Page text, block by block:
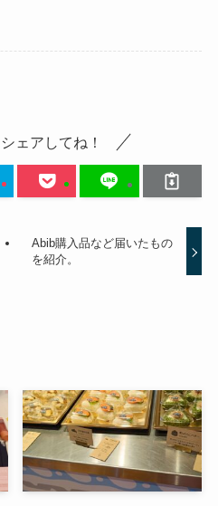
ェアしてね！
Abib購入品など届いたもの
を紹介。